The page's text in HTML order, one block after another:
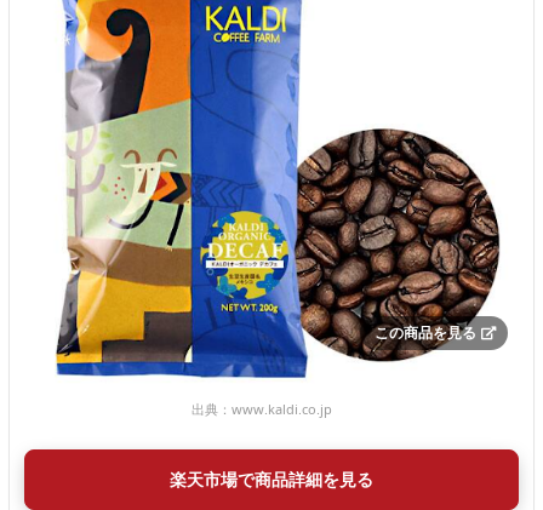
この商品を見る
出典： www.kaldi.co.jp
楽天市場で商品詳細を見る